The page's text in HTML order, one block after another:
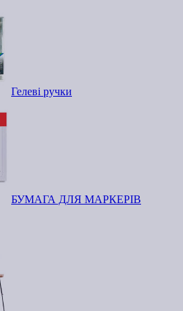
Гелеві ручки
БУМАГА ДЛЯ МАРКЕРІВ